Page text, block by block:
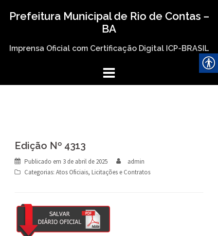
Prefeitura Municipal de Rio de Contas –
BA
Imprensa Oficial com Certificação Digital ICP-BRASIL
Edição Nº 4313
Publicado em 3 de abril de 2025
admin
Categorias: Atos Oficiais, Licitações e Contratos